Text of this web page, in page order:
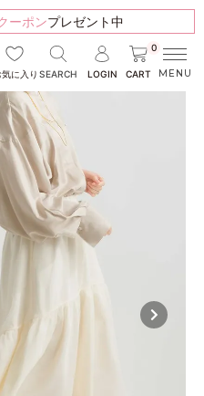
ーポンプレゼント中
気に入り SEARCH LOGIN
0
CART